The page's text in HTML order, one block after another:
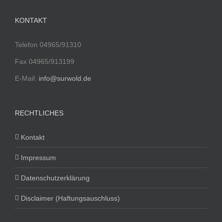
KONTAKT
Telefon 04965/91310
Fax 04965/913199
E-Mail: info@surwold.de
RECHTLICHES
Kontakt
Impressum
Datenschutzerklärung
Disclaimer (Haftungsauschluss)